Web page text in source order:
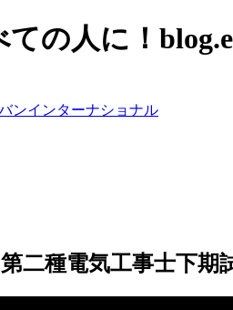
の人に！
ンインターナショナル
二種電気工事士下期